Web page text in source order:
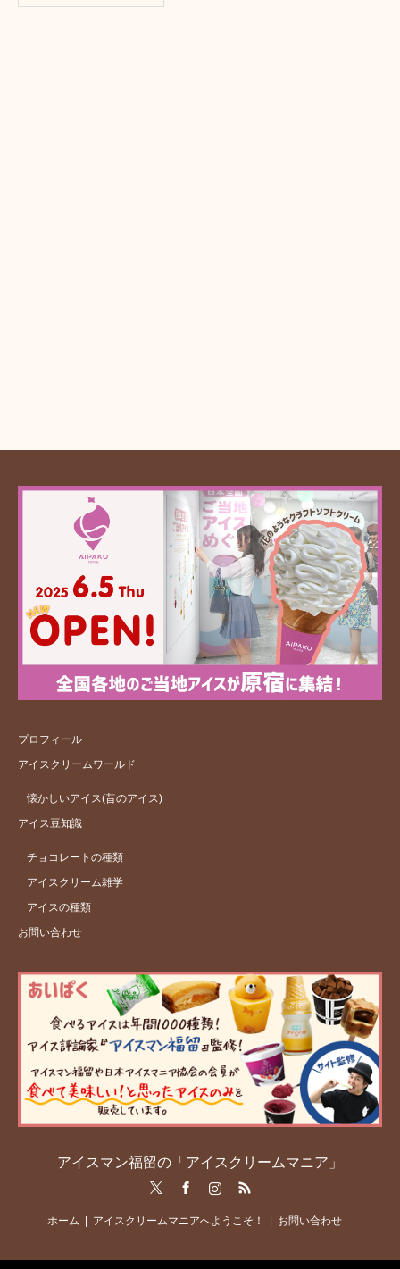
プロフィール
アイスクリームワールド
懐かしいアイス(昔のアイス)
アイス豆知識
チョコレートの種類
アイスクリーム雑学
アイスの種類
お問い合わせ
アイスマン福留の「アイスクリームマニア」
RSS
ホーム アイスクリームマニアへようこそ！ お問い合わせ